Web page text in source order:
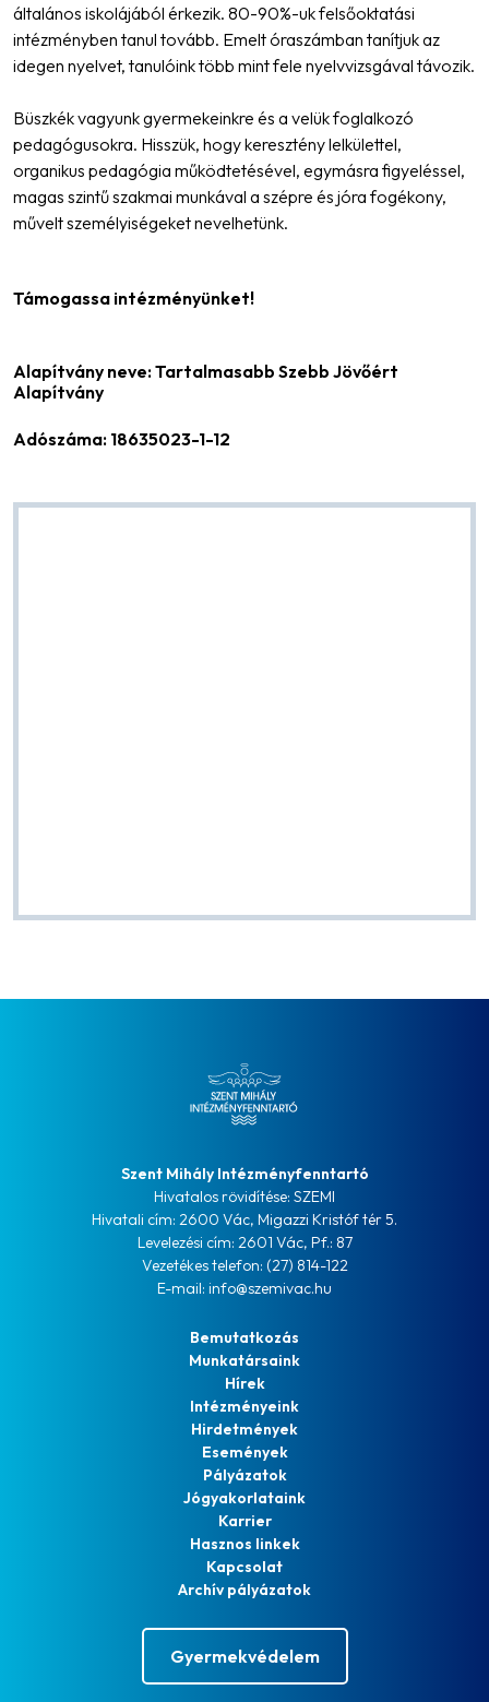
általános iskolájából érkezik. 80-90%-uk felsőoktatási
intézményben tanul tovább. Emelt óraszámban tanítjuk az
idegen nyelvet, tanulóink több mint fele nyelvvizsgával távozik.
Büszkék vagyunk gyermekeinkre és a velük foglalkozó
pedagógusokra. Hisszük, hogy keresztény lelkülettel,
organikus pedagógia működtetésével, egymásra figyeléssel,
magas szintű szakmai munkával a szépre és jóra fogékony,
művelt személyiségeket nevelhetünk.
Támogassa intézményünket!
Alapítvány neve: Tartalmasabb Szebb Jövőért
Alapítvány
Adószáma: 18635023-1-12
Szent Mihály Intézményfenntartó
Hivatalos rövidítése: SZEMI
Hivatali cím: 2600 Vác, Migazzi Kristóf tér 5.
Levelezési cím: 2601 Vác, Pf.: 87
Vezetékes telefon: (27) 814-122
E-mail: info@szemivac.hu
Bemutatkozás
Munkatársaink
Hírek
Intézményeink
Hirdetmények
Események
Pályázatok
Jógyakorlataink
Karrier
Hasznos linkek
Kapcsolat
Archív pályázatok
Gyermekvédelem